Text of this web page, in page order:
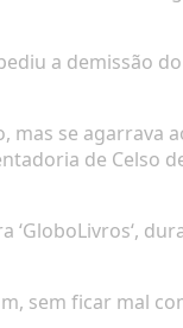
a demissão
mas se agarrava
de Celso
‘GloboLivros‘,
sem ficar mal